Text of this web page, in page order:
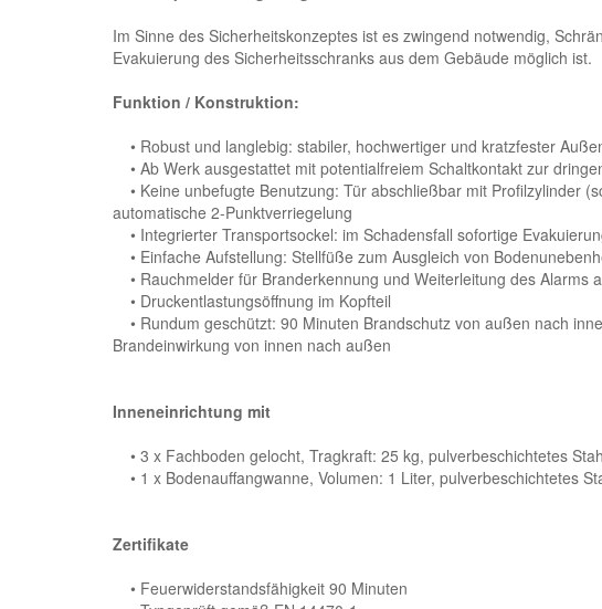
Im Sinne des Sicherheitskonzeptes ist es zwingend notwendig,
Evakuierung des Sicherheitsschranks aus dem Gebäude möglich ist.
Funktion / Konstruktion:
• Robust und langlebig: stabiler, hochwertiger und kratzfester
• Ab Werk ausgestattet mit potentialfreiem Schaltkontakt zur
• Keine unbefugte Benutzung: Tür abschließbar mit Profilzylinder
automatische 2-Punktverriegelung
• Integrierter Transportsockel: im Schadensfall sofortige
• Einfache Aufstellung: Stellfüße zum Ausgleich von
• Rauchmelder für Branderkennung und Weiterleitung des Alarms
• Druckentlastungsöffnung im Kopfteil
• Rundum geschützt: 90 Minuten Brandschutz von außen nach
Brandeinwirkung von innen nach außen
Inneneinrichtung mit
• 3 x Fachboden gelocht, Tragkraft: 25 kg, pulverbeschichtetes
• 1 x Bodenauffangwanne, Volumen: 1 Liter, pulverbeschichtetes
Zertifikate
• Feuerwiderstandsfähigkeit 90 Minuten